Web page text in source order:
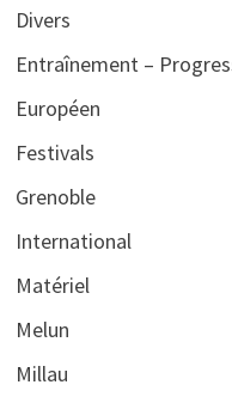
Divers
Entraînement –
Européen
Festivals
Grenoble
International
Matériel
Melun
Millau